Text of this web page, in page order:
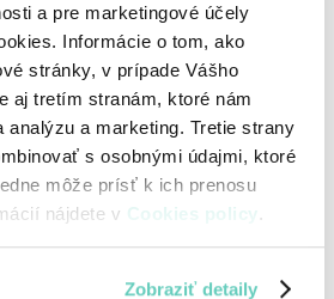
a pre marketingové účely
Informácie o tom, ako
stránky, v prípade Vášho
aj tretím stranám, ktoré nám
analýzu a marketing. Tretie strany
s osobnými údajmi, ktoré
môže prísť k ich prenosu
nájdete v Cookies policy.
Zobraziť detaily
priority.
realitou. Predstavujeme flexibilné a
ktorým…